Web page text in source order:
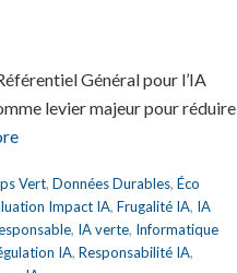
Général pour l’IA
levier majeur pour réduire
Vert, Données Durables, Éco
Impact IA, Frugalité IA, IA
, IA verte, Informatique
IA, Responsabilité IA,